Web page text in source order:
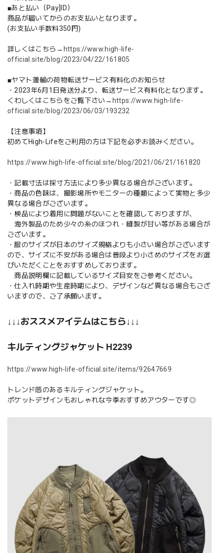
■あと払い（Pay]ID）
商品が届いてからのお支払いとなります。
(お支払い手数料350円)
詳しくはこちら→ https://www.high-life-
official.site/blog/2023/04/22/161805
■ヤマト運輸の荷物転送サービス有料化のお知らせ
・2023年6月1日発送分より、転送サービス有料化となります。
くわしくはこちらをご覧下さい→ https://www.high-life-
official.site/blog/2023/06/03/193232
【注意事項】
初めてHigh-Lifeをご利用の方は下記を必ずお読みください。
https://www.high-life-official.site/blog/2021/06/21/161820
・記載寸法は採寸方法により多少異なる場合がございます。
・商品の色味は、撮影場所やモニターの種類によって実物と多少
異なる場合がございます。
・検品により着用に問題がないことを確認しておりますが、
海外製品のため少々の糸のほつれ・縫製が甘い等がある場合が
ございます。
・服のサイズが日本のサイズ規格よりも小さい場合がございます
ので、サイズに不安がある場合は普段より小さめのサイズをお選
びいただくことをおすすめしております。
商品説明欄に記載しているサイズ目安をご参考ください。
・仕入れ時期や生産時期により、デザインなど異なる場合もござ
いますので、ご了承願います。
↓↓↓おススメアイテムはこちら↓↓↓
キルティングジャケット H2239
https://www.high-life-official.site/items/92647669
トレンド感のあるキルティングジャケット。
ポケットデザインもおしゃれな今季おすすめアウターです◎